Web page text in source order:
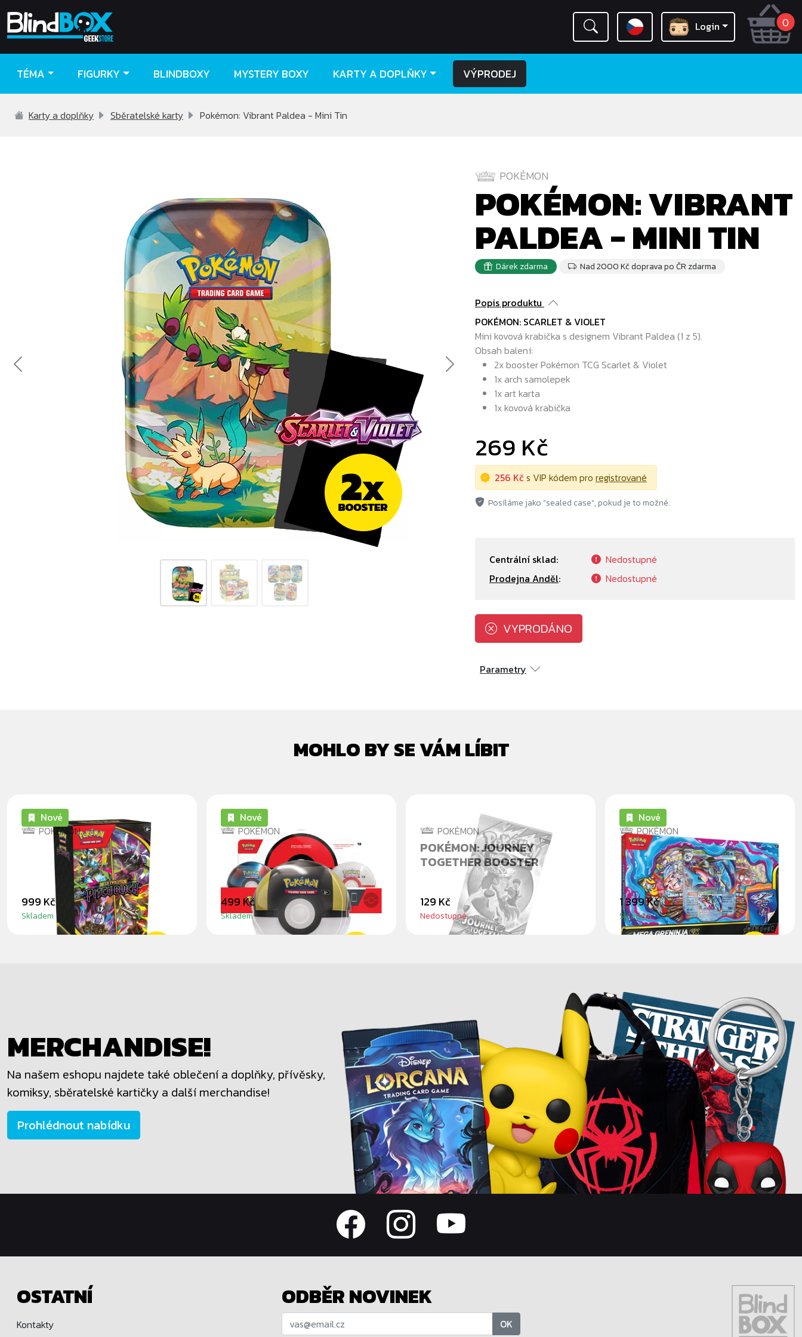
0
Login
TÉMA FIGURKY BLINDBOXY MYSTERY BOXY KARTY A DOPLŇKY VÝPRODEJ
Karty a doplňky Sběratelské karty Pokémon: Vibrant Paldea - Mini Tin
Previous Next
POKÉMON
POKÉMON: VIBRANT
PALDEA - MINI TIN
Dárek zdarma Nad 2000 Kč doprava po ČR zdarma
Popis produktu
POKÉMON: SCARLET & VIOLET
Mini kovová krabička s designem Vibrant Paldea (1 z 5).
Obsah balení:
2x booster Pokémon TCG Scarlet & Violet
1x arch samolepek
1x art karta
1x kovová krabička
269 Kč
256 Kčs VIP kódem pro registrované
Posíláme jako "sealed case", pokud je to možné.
Centrální sklad:
Nedostupné
Prodejna Anděl: Nedostupné
VYPRODÁNO
Parametry
MOHLO BY SE VÁM LÍBIT
POKÉMON
POKÉMON: PITCH BLACK -
BOOSTER BUNDLE
Nové
999 Kč
Skladem
POKÉMON
POKÉMON TCG: POKÉ BALL
TIN 2024
Nové
499 Kč
Skladem
POKÉMON
POKÉMON: JOURNEY
TOGETHER BOOSTER
129 Kč
Nedostupné
POKÉMON
POKÉMON: MEGA GRENINJA
EX PREMIUM COLLECTION
Nové
1 399 Kč
Skladem
MERCHANDISE!
Na našem eshopu najdete také oblečení a doplňky, přívěsky,
komiksy, sběratelské kartičky a další merchandise!
Prohlédnout nabídku
OSTATNÍ
Kontakty
ODBĚR NOVINEK
OK